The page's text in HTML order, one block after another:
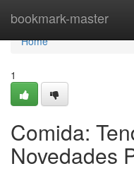
bookmark-master
Home
Home
1
Comida:
Novedades